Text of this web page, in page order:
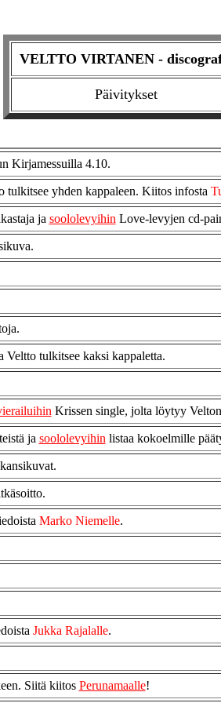
VELTTO VIRTANEN -
Päivitykset
Kirjamessuilla 4.10.
tulkitsee yhden kappaleen. Kiitos infosta
ja soololevyihin Love-levyjen cd-
tulkitsee kaksi kappaletta.
Krissen single, jolta löytyy
ja soololevyihin listaa kokoelmille
Marko Niemelle.
Jukka Rajalalle.
Siitä kiitos Perunamaalle!